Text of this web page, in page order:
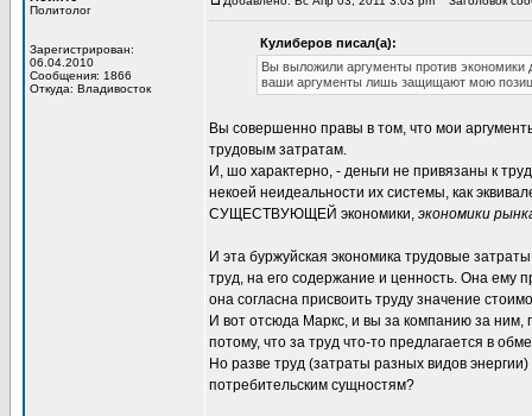
Политолог
Зарегистрирован:
06.04.2010
Сообщения: 1866
Откуда: Владивосток
Кулиберов писал(а):
Вы выложили аргументы против экономики
ваши аргументы лишь защищают мою
Вы совершенно правы в том, что мои
трудовым затратам.
И, шо характерно, - деньги не привязаны к
некоей неидеальности их системы, как
СУЩЕСТВУЮЩЕЙ экономики, экономики
И эта буржуйская экономика трудовые
труд, на его содержание и ценность. Она ему
она согласна присвоить труду значение
И вот отсюда Маркс, и вы за компанию за ним,
потому, что за труд что-то предлагается в
Но разве труд (затраты разных видов
потребительским сущностям?